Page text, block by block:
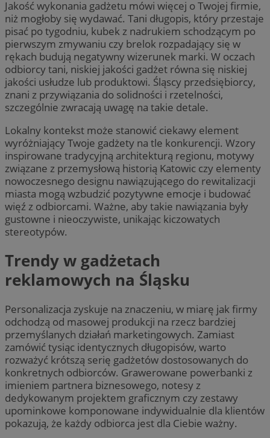
Jakość wykonania gadżetu mówi więcej o Twojej firmie,
niż mogłoby się wydawać. Tani długopis, który przestaje
pisać po tygodniu, kubek z nadrukiem schodzącym po
pierwszym zmywaniu czy brelok rozpadający się w
rękach budują negatywny wizerunek marki. W oczach
odbiorcy tani, niskiej jakości gadżet równa się niskiej
jakości usłudze lub produktowi. Śląscy przedsiębiorcy,
znani z przywiązania do solidności i rzetelności,
szczególnie zwracają uwagę na takie detale.
Lokalny kontekst może stanowić ciekawy element
wyróżniający Twoje gadżety na tle konkurencji. Wzory
inspirowane tradycyjną architekturą regionu, motywy
związane z przemysłową historią Katowic czy elementy
nowoczesnego designu nawiązującego do rewitalizacji
miasta mogą wzbudzić pozytywne emocje i budować
więź z odbiorcami. Ważne, aby takie nawiązania były
gustowne i nieoczywiste, unikając kiczowatych
stereotypów.
Trendy w gadżetach
reklamowych na Śląsku
Personalizacja zyskuje na znaczeniu, w miarę jak firmy
odchodzą od masowej produkcji na rzecz bardziej
przemyślanych działań marketingowych. Zamiast
zamówić tysiąc identycznych długopisów, warto
rozważyć krótszą serię gadżetów dostosowanych do
konkretnych odbiorców. Grawerowane powerbanki z
imieniem partnera biznesowego, notesy z
dedykowanym projektem graficznym czy zestawy
upominkowe komponowane indywidualnie dla klientów
pokazują, że każdy odbiorca jest dla Ciebie ważny.